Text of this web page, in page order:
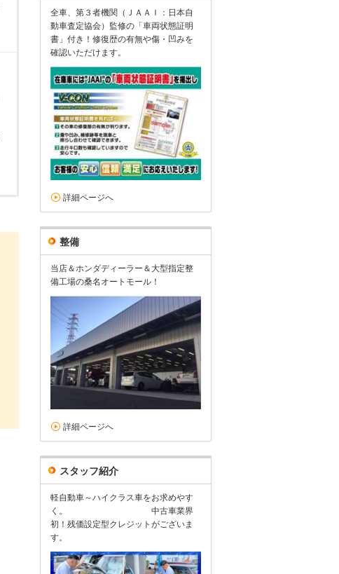
全車、第３者機関（ＪＡＡＩ：日本自
動車査定協会）監修の「車両状態証明
書」付き！修復歴の有無や傷・凹みを
確認いただけます。
詳細ページへ
整備
当店＆ホンダディーラー＆大型指定整
備工場の桑名オートモール！
詳細ページへ
スタッフ紹介
軽自動車～ハイクラス車をお求めやす
く。 中古車業界
初！残価設定型クレジットがございま
す。